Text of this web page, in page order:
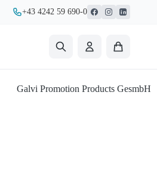
+43 4242 59 690-0
Galvi Promotion Products GesmbH